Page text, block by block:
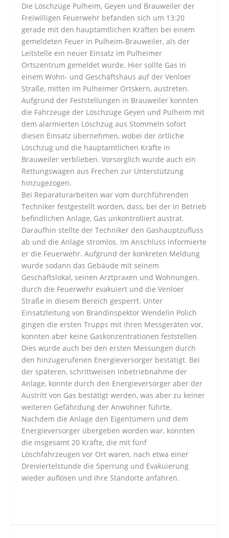
Die Löschzüge Pulheim, Geyen und Brauweiler der
Freiwilligen Feuerwehr befanden sich um 13:20
gerade mit den hauptamtlichen Kräften bei einem
gemeldeten Feuer in Pulheim-Brauweiler, als der
Leitstelle ein neuer Einsatz im Pulheimer
Ortszentrum gemeldet wurde. Hier sollte Gas in
einem Wohn- und Geschäftshaus auf der Venloer
Straße, mitten im Pulheimer Ortskern, austreten.
Aufgrund der Feststellungen in Brauweiler konnten
die Fahrzeuge der Löschzüge Geyen und Pulheim mit
dem alarmierten Löschzug aus Stommeln sofort
diesen Einsatz übernehmen, wobei der örtliche
Löschzug und die hauptamtlichen Kräfte in
Brauweiler verblieben. Vorsorglich wurde auch ein
Rettungswagen aus Frechen zur Unterstützung
hinzugezogen.
Bei Reparaturarbeiten war vom durchführenden
Techniker festgestellt worden, dass, bei der in Betrieb
befindlichen Anlage, Gas unkontrolliert austrat.
Daraufhin stellte der Techniker den Gashauptzufluss
ab und die Anlage stromlos. Im Anschluss informierte
er die Feuerwehr. Aufgrund der konkreten Meldung
wurde sodann das Gebäude mit seinem
Geschäftslokal, seinen Arztpraxen und Wohnungen,
durch die Feuerwehr evakuiert und die Venloer
Straße in diesem Bereich gesperrt. Unter
Einsatzleitung von Brandinspektor Wendelin Polich
gingen die ersten Trupps mit ihren Messgeräten vor,
konnten aber keine Gaskonzentrationen feststellen.
Dies wurde auch bei den ersten Messungen durch
den hinzugerufenen Energieversorger bestätigt. Bei
der späteren, schrittweisen Inbetriebnahme der
Anlage, konnte durch den Energieversorger aber der
Austritt von Gas bestätigt werden, was aber zu keiner
weiteren Gefährdung der Anwohner führte.
Nachdem die Anlage den Eigentümern und dem
Energieversorger übergeben worden war, konnten
die insgesamt 20 Kräfte, die mit fünf
Löschfahrzeugen vor Ort waren, nach etwa einer
Dreiviertelstunde die Sperrung und Evakuierung
wieder auflösen und ihre Standorte anfahren.